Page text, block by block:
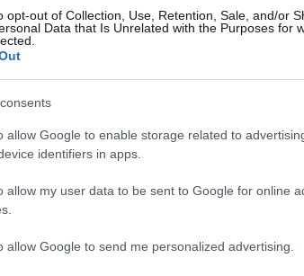
opt-out of Collection, Use, Retention, Sale, and/or
Data that Is Unrelated with the Purposes for
allow Google to enable storage related to
identifiers in apps.
allow my user data to be sent to Google for online
allow Google to send me personalized advertising.